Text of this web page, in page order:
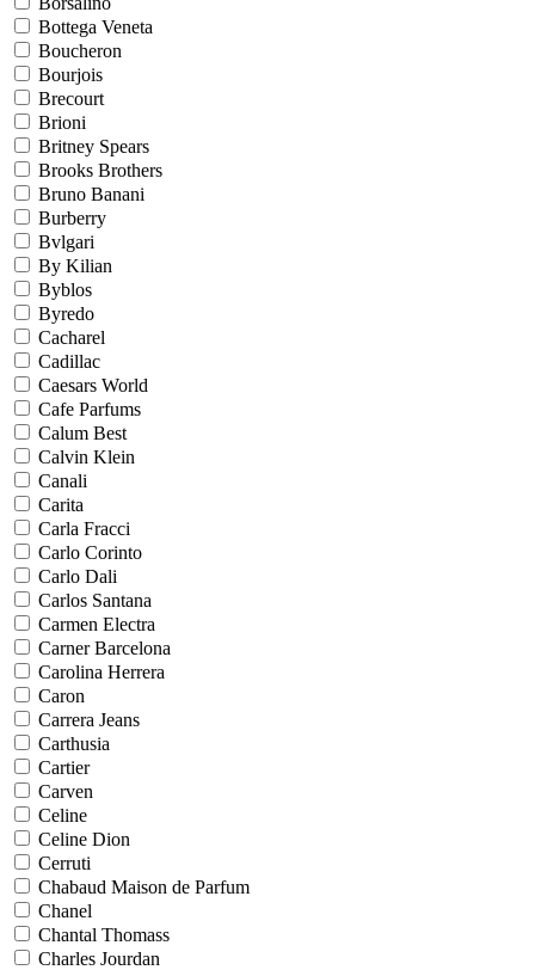
Bottega Veneta
Boucheron
Bourjois
Brecourt
Brioni
Britney Spears
Brooks Brothers
Bruno Banani
Burberry
Bvlgari
By Kilian
Byblos
Byredo
Cacharel
Cadillac
Caesars World
Cafe Parfums
Calum Best
Calvin Klein
Canali
Carita
Carla Fracci
Carlo Corinto
Carlo Dali
Carlos Santana
Carmen Electra
Carner Barcelona
Carolina Herrera
Caron
Carrera Jeans
Carthusia
Cartier
Carven
Celine
Celine Dion
Cerruti
Chabaud Maison de Parfum
Chanel
Chantal Thomass
Charles Jourdan